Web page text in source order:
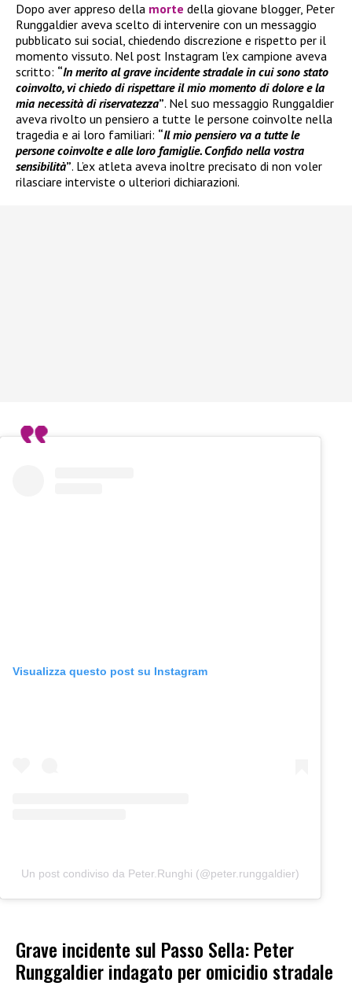
Dopo aver appreso della morte della giovane blogger, Peter
Runggaldier aveva scelto di intervenire con un messaggio
pubblicato sui social, chiedendo discrezione e rispetto per il
momento vissuto. Nel post Instagram l’ex campione aveva
scritto: “In merito al grave incidente stradale in cui sono stato
coinvolto, vi chiedo di rispettare il mio momento di dolore e la
mia necessità di riservatezza”. Nel suo messaggio Runggaldier
aveva rivolto un pensiero a tutte le persone coinvolte nella
tragedia e ai loro familiari: “Il mio pensiero va a tutte le
persone coinvolte e alle loro famiglie. Confido nella vostra
sensibilità”. L’ex atleta aveva inoltre precisato di non voler
rilasciare interviste o ulteriori dichiarazioni.
Visualizza questo post su Instagram
Un post condiviso da Peter.Runghi (@peter.runggaldier)
Grave incidente sul Passo Sella: Peter
Runggaldier indagato per omicidio stradale